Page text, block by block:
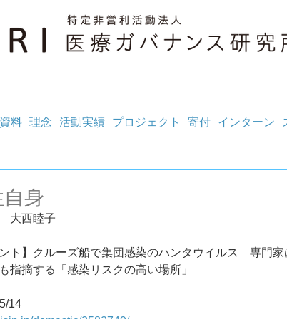
料 理念 活動実績 プロジェクト 寄付 インターン
身
大西睦子
ント】クルーズ船で集団感染のハンタウイルス　専門家
指摘する「感染リスクの高い場所」
14